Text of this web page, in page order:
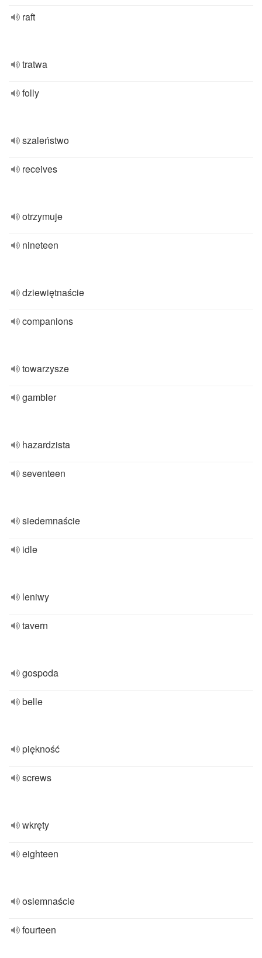
raft
tratwa
folly
szaleństwo
receives
otrzymuje
nineteen
dziewiętnaście
companions
towarzysze
gambler
hazardzista
seventeen
siedemnaście
idle
leniwy
tavern
gospoda
belle
piękność
screws
wkręty
eighteen
osiemnaście
fourteen